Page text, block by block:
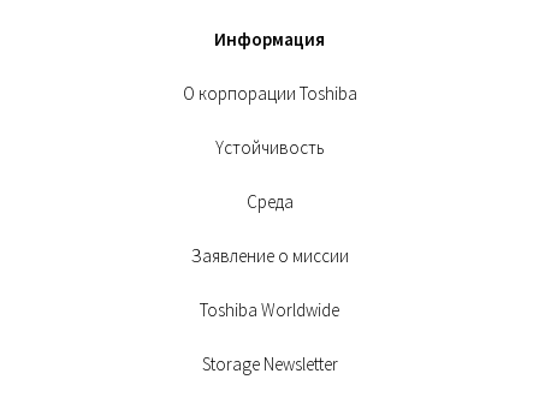
Информация
О корпорации Toshiba
Yстойчивость
Среда
Заявление о миссии
Toshiba Worldwide
Storage Newsletter